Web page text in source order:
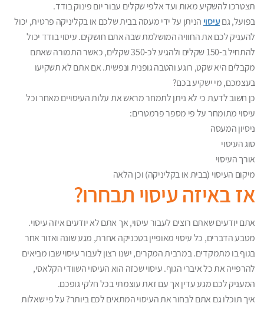
תצטרכו להשקיע מאות ועד אלפי שקלים עבור יום פינוק בודד.
בפועל, גם עיסוי הניתן על ידי מעסה בבית שלכם או בקליניקה פרטית, יכול
להעניק לכם את החוויה המושלמת שבה אתם חושקים. עיסוי בודד יכול
להתחיל ב-150 שקלים ולהגיע לכ-350 שקלים, כאשר התמורה שאתם
מקבלים היא שקט, רוגע והטבה גופנית ונפשית. אם אתם לא תשקיעו
בעצמכם, מי ישקיע בכם?
כן חשוב לדעת כי לא ניתן לתמחר מראש את עלות העיסויים מאחר וכל
עיסוי מתומחר על פי מספר פרמטרים:
ניסיון המעסה
סוג העיסוי
אורך העיסוי
מיקום העיסוי (בבית או בקליניקה) וכן הלאה
אז באיזה עיסוי תבחרו?
אתם יודעים שאתם רוצים לעבור עיסוי, אך אתם לא יודעים איזה עיסוי.
מטבע הדברים, כל עיסוי מאופיין בטכניקה אחרת, מגע שונה ואזור אחר
בגוף בו מתמקדים. במרבית המקרים, ישנו רצון לעבור עיסוי שבו מביאים
להרפייה את כל איברי הגוף. עיסוי שכזה הוא העיסוי השוודי הקלאסי,
המעניק לכם מגע עדין אך עם זאת עוצמתי בכל חלקי גופכם.
איך תוכלו גם אתם לבחור את העיסוי המתאים לכם ביותר? על פי שאלות